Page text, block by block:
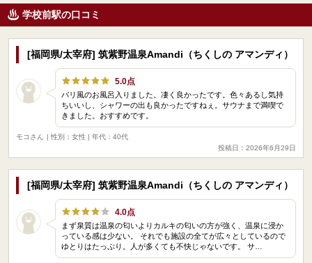
学校前駅の口コミ
[福岡県/太宰府] 筑紫野温泉Amandi（ちくしの アマンディ）
5.0点
バリ風のお風呂入りました。凄く良かったです。色々あるし気持
ちいいし、シャワーの出も良かったですねぇ。サウナまで満喫で
きました。おすすめです。
モコさん
| 性別：女性 | 年代：40代
投稿日：2026年6月29日
[福岡県/太宰府] 筑紫野温泉Amandi（ちくしの アマンディ）
4.0点
まず泉質は温泉の匂いよりカルキの匂いの方が強く、温泉に浸か
っている感は少ない。 それでも施設の全てが広々としているので
ゆとりはたっぷり。人が多くても不快じゃないです。 サ…